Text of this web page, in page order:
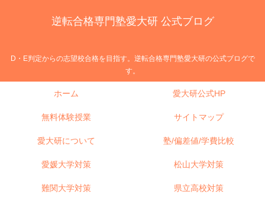
逆転合格専門塾愛大研 公式ブログ
D・E判定からの志望校合格を目指す。逆転合格専門塾愛大研の公式ブログで
す。
ホーム 愛大研公式HP
無料体験授業 サイトマップ
愛大研について 塾/偏差値/学費比較
愛媛大学対策 松山大学対策
難関大学対策 県立高校対策